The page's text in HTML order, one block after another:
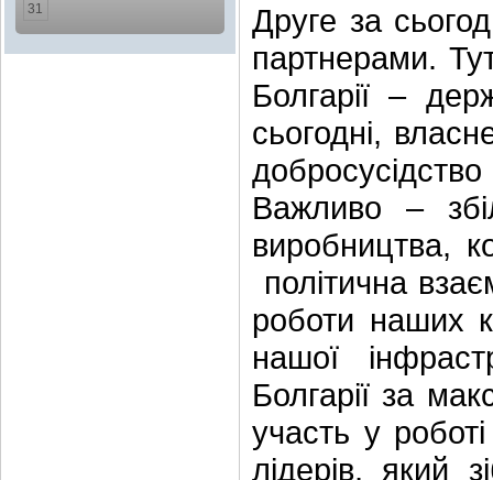
31
Друге за
партнерами.
Болгарії –
сьогодні,
Важливо –
виробництва,
політична
роботи наших
нашої
Болгарії за
участь у
лідерів, який